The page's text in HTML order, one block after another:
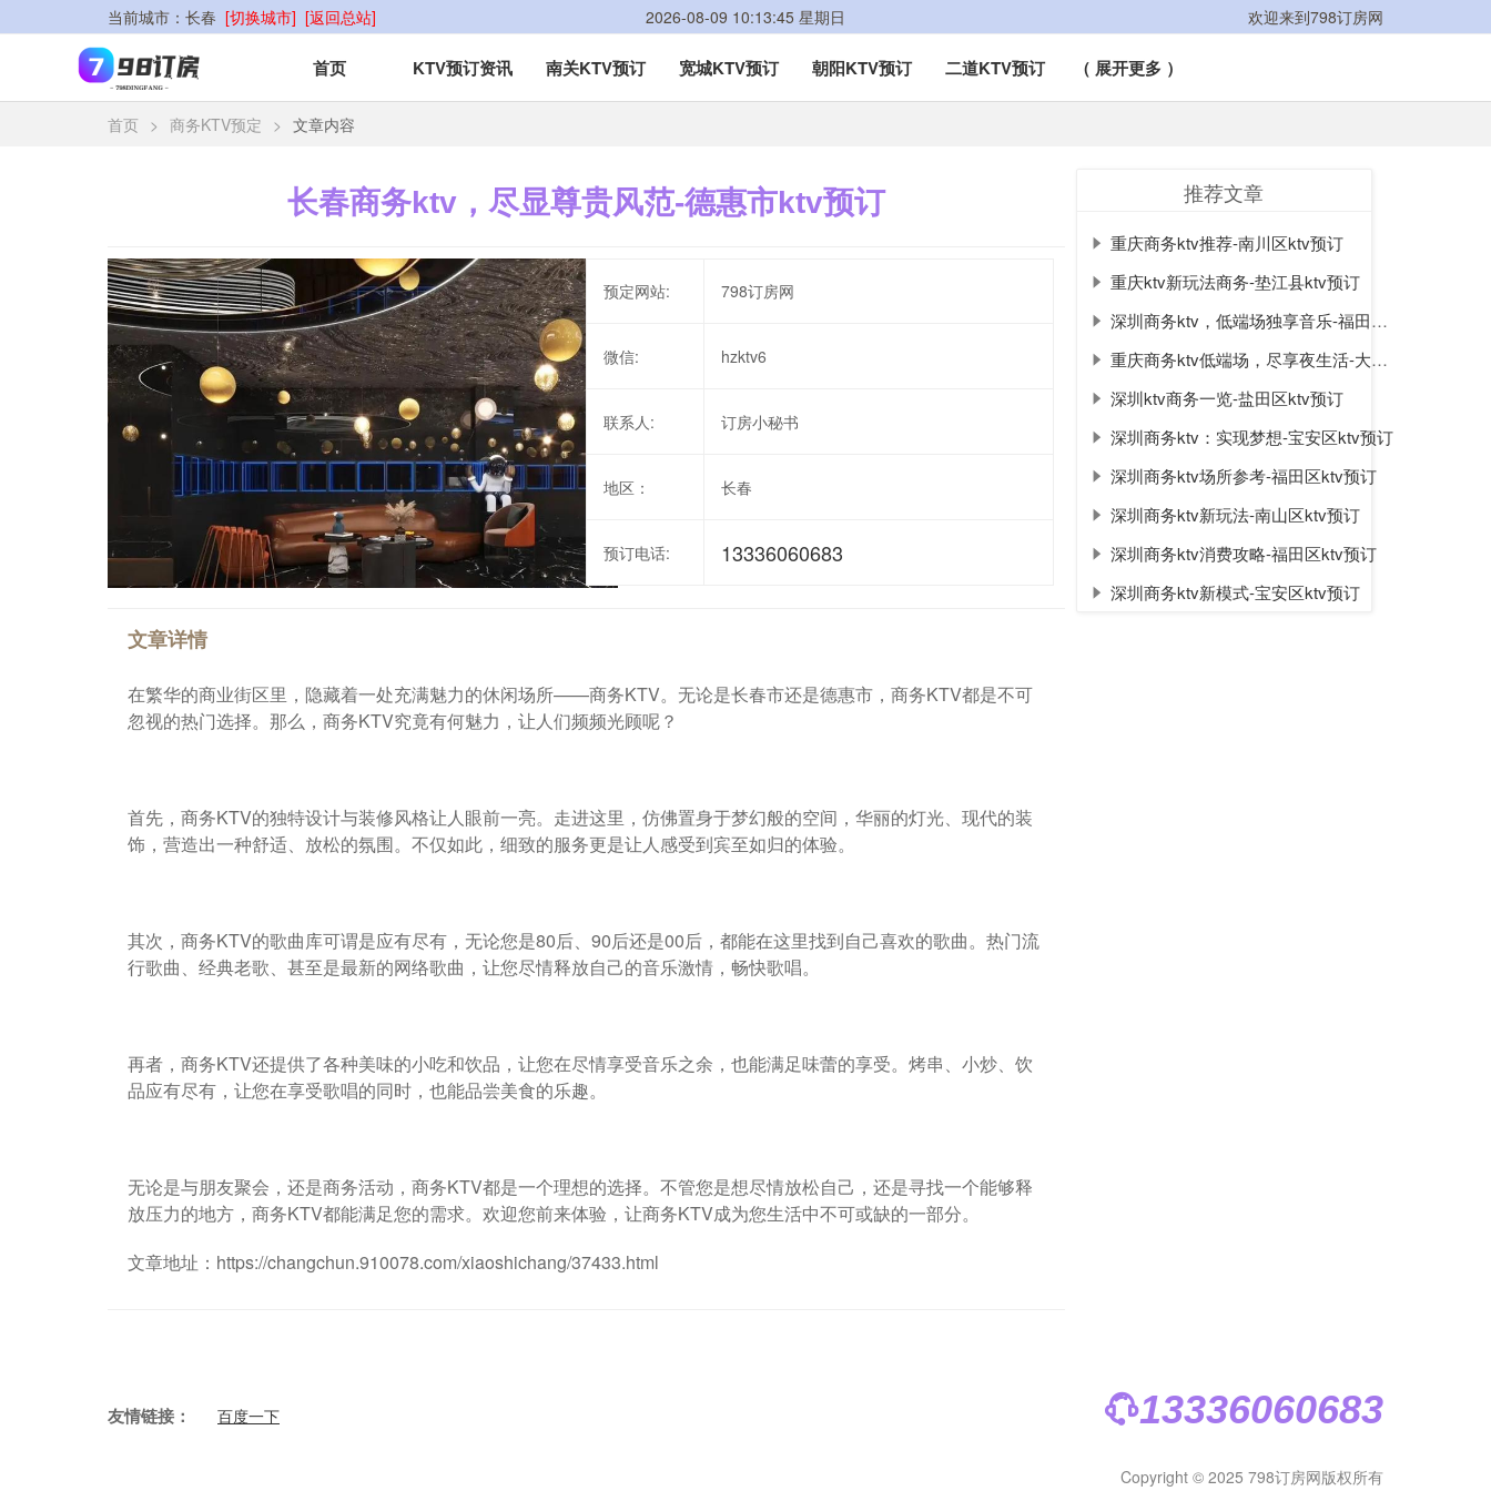
当前城市： 长春 [切换城市] [返回总站] 2026-08-09 10:13:45 星期日 欢迎来到798订房网
首页 KTV预订资讯 南关KTV预订 宽城KTV预订 朝阳KTV预订 二道KTV预订 （ 展开更多 ）
首页 > 商务KTV预定 > 文章内容
长春商务ktv，尽显尊贵风范-德惠市ktv预订
预定网站: 798订房网
微信: hzktv6
联系人: 订房小秘书
地区： 长春
预订电话: 13336060683
文章详情
在繁华的商业街区里，隐藏着一处充满魅力的休闲场所——商务KTV。无论是长春市还是德惠市，商务KTV都是不可
忽视的热门选择。那么，商务KTV究竟有何魅力，让人们频频光顾呢？
首先，商务KTV的独特设计与装修风格让人眼前一亮。走进这里，仿佛置身于梦幻般的空间，华丽的灯光、现代的装
饰，营造出一种舒适、放松的氛围。不仅如此，细致的服务更是让人感受到宾至如归的体验。
其次，商务KTV的歌曲库可谓是应有尽有，无论您是80后、90后还是00后，都能在这里找到自己喜欢的歌曲。热门流
行歌曲、经典老歌、甚至是最新的网络歌曲，让您尽情释放自己的音乐激情，畅快歌唱。
再者，商务KTV还提供了各种美味的小吃和饮品，让您在尽情享受音乐之余，也能满足味蕾的享受。烤串、小炒、饮
品应有尽有，让您在享受歌唱的同时，也能品尝美食的乐趣。
无论是与朋友聚会，还是商务活动，商务KTV都是一个理想的选择。不管您是想尽情放松自己，还是寻找一个能够释
放压力的地方，商务KTV都能满足您的需求。欢迎您前来体验，让商务KTV成为您生活中不可或缺的一部分。
文章地址： https://changchun.910078.com/xiaoshichang/37433.html
推荐文章
重庆商务ktv推荐-南川区ktv预订
重庆ktv新玩法商务-垫江县ktv预订
深圳商务ktv，低端场独享音乐-福田区ktv预订
重庆商务ktv低端场，尽享夜生活-大足区ktv预订
深圳ktv商务一览-盐田区ktv预订
深圳商务ktv：实现梦想-宝安区ktv预订
深圳商务ktv场所参考-福田区ktv预订
深圳商务ktv新玩法-南山区ktv预订
深圳商务ktv消费攻略-福田区ktv预订
深圳商务ktv新模式-宝安区ktv预订
友情链接： 百度一下 13336060683
Copyright © 2025 798订房网版权所有